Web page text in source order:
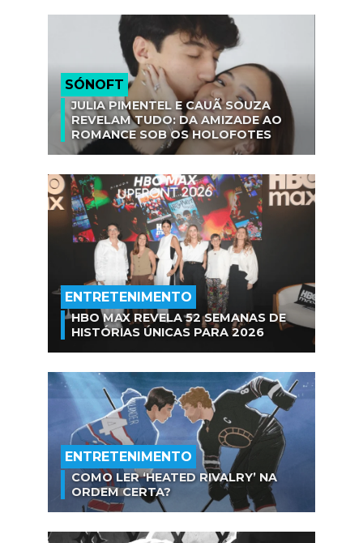
SÓNOFT
JULIA PIMENTEL E CAUÃ SOUZA
REVELAM TUDO: DA AMIZADE AO
ROMANCE SOB OS HOLOFOTES
ENTRETENIMENTO
HBO MAX REVELA 52 SEMANAS DE
HISTÓRIAS ÚNICAS PARA 2026
ENTRETENIMENTO
COMO LER ‘HEATED RIVALRY’ NA
ORDEM CERTA?